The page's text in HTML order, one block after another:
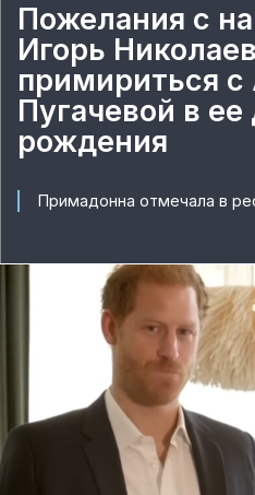
Пожелания с
Игорь
примириться с
Пугачевой в ее
рождения
Примадонна отмечала в